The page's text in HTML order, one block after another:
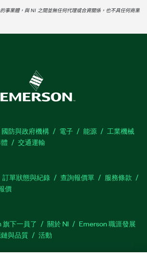
事業體，與 NI 之間並無任何代理或合資關係，也不具任何商業
防與政府機構 電子 能源
工業機械
交通運輸
訂單狀態與紀錄 查詢報價單
服務條款
價
旗下一員了 關於 NI
Emerson 職涯發展
與品質 活動